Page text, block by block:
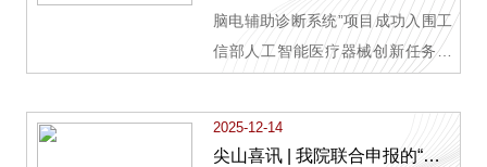
脑电辅助诊断系统”项目成功入围工
信部人工智能医疗器械创新任务揭
2025-12-14
尖山喜讯 | 我院联合申报的“塔图仿真算力一体化解决方案”入选中国仿真技术应用大会“2025优秀仿真技术解决方案”典型案例